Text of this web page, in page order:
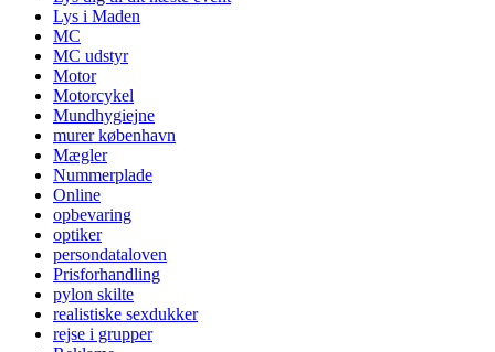
Lys i Maden
MC
MC udstyr
Motor
Motorcykel
Mundhygiejne
murer københavn
Mægler
Nummerplade
Online
opbevaring
optiker
persondataloven
Prisforhandling
pylon skilte
realistiske sexdukker
rejse i grupper